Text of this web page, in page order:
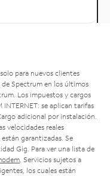
para nuevos clientes
Spectrum en los últimos
Los impuestos y cargos
INTERNET: se aplican tarifas
adicional por instalación.
velocidades reales
garantizadas. Se
Gig. Para ver una lista de
. Servicios sujetos a
los cuales están